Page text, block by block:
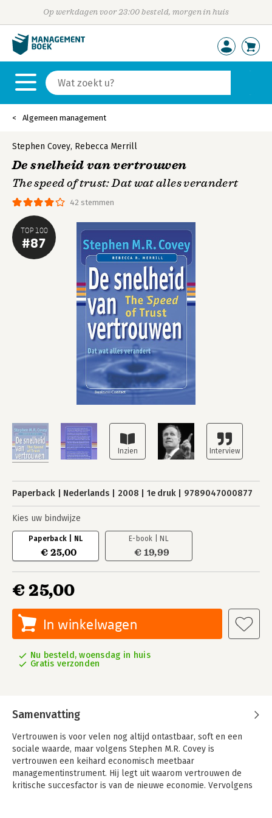
Op werkdagen voor 23:00 besteld, morgen in huis
Algemeen management
TOP 100
#87
42 stemmen
Stephen Covey, Rebecca Merrill
De snelheid van vertrouwen
The speed of trust: Dat wat alles verandert
Paperback Nederlands 2008 1e druk 9789047000877
Kies uw bindwijze
Paperback | NL
€ 25,00
E-book | NL
€ 19,99
€ 25,00
In winkelwagen
Nu besteld, woensdag in huis
Gratis verzonden
Samenvatting
Vertrouwen is voor velen nog altijd ontastbaar, soft en een
sociale waarde, maar volgens Stephen M.R. Covey is
vertrouwen een keihard economisch meetbaar
managementinstrument. Hij legt uit waarom vertrouwen de
kritische succesfactor is van de nieuwe economie. Vervolgens